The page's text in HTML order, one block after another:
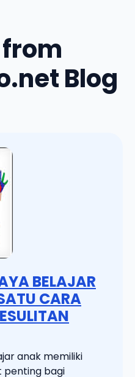
Blog
BELAJAR
CARA
anak memiliki
penting bagi